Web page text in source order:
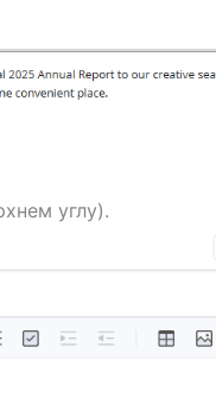
углу).